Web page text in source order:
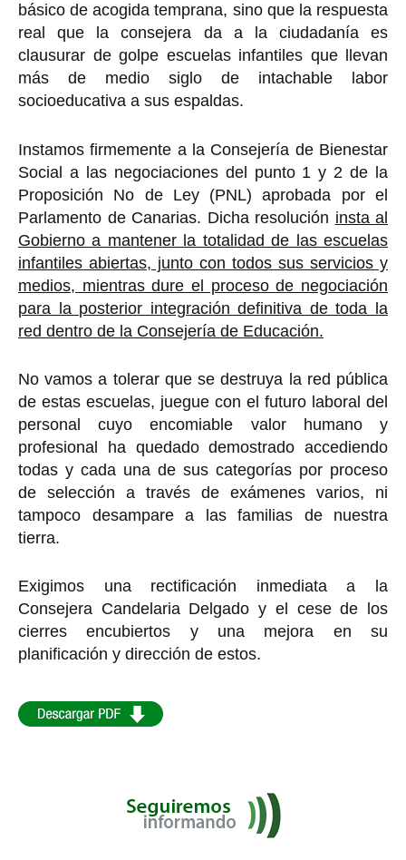
básico de acogida temprana, sino que la respuesta
real que la consejera da a la ciudadanía es
clausurar de golpe escuelas infantiles que llevan
más de medio siglo de intachable labor
socioeducativa a sus espaldas.
Instamos firmemente a la Consejería de Bienestar
Social a las negociaciones del punto 1 y 2 de la
Proposición No de Ley (PNL) aprobada por el
Parlamento de Canarias. Dicha resolución insta al
Gobierno a mantener la totalidad de las escuelas
infantiles abiertas, junto con todos sus servicios y
medios, mientras dure el proceso de negociación
para la posterior integración definitiva de toda la
red dentro de la Consejería de Educación.
No vamos a tolerar que se destruya la red pública
de estas escuelas, juegue con el futuro laboral del
personal cuyo encomiable valor humano y
profesional ha quedado demostrado accediendo
todas y cada una de sus categorías por proceso
de selección a través de exámenes varios, ni
tampoco desampare a las familias de nuestra
tierra.
Exigimos una rectificación inmediata a la
Consejera Candelaria Delgado y el cese de los
cierres encubiertos y una mejora en su
planificación y dirección de estos.